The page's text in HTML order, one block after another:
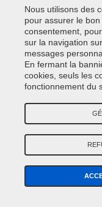
Contactez-nous
Codes couleurs
Politique de confidentialité -
Nous utilisons des
pour assurer le
consentement,
sur la navigation
messages
En fermant la
cookies, seuls les
fonctionnement du